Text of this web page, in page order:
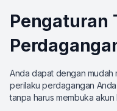
Pengaturan
Anda dapat dengan mudah
perilaku perdagangan
tanpa harus membuka